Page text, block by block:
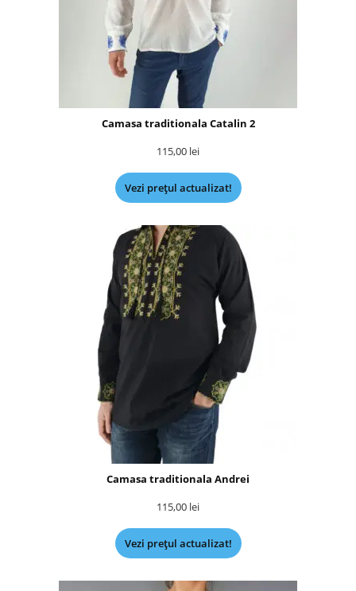
Camasa traditionala Catalin 2
115,00 lei
Vezi prețul actualizat!
Camasa traditionala Andrei
115,00 lei
Vezi prețul actualizat!